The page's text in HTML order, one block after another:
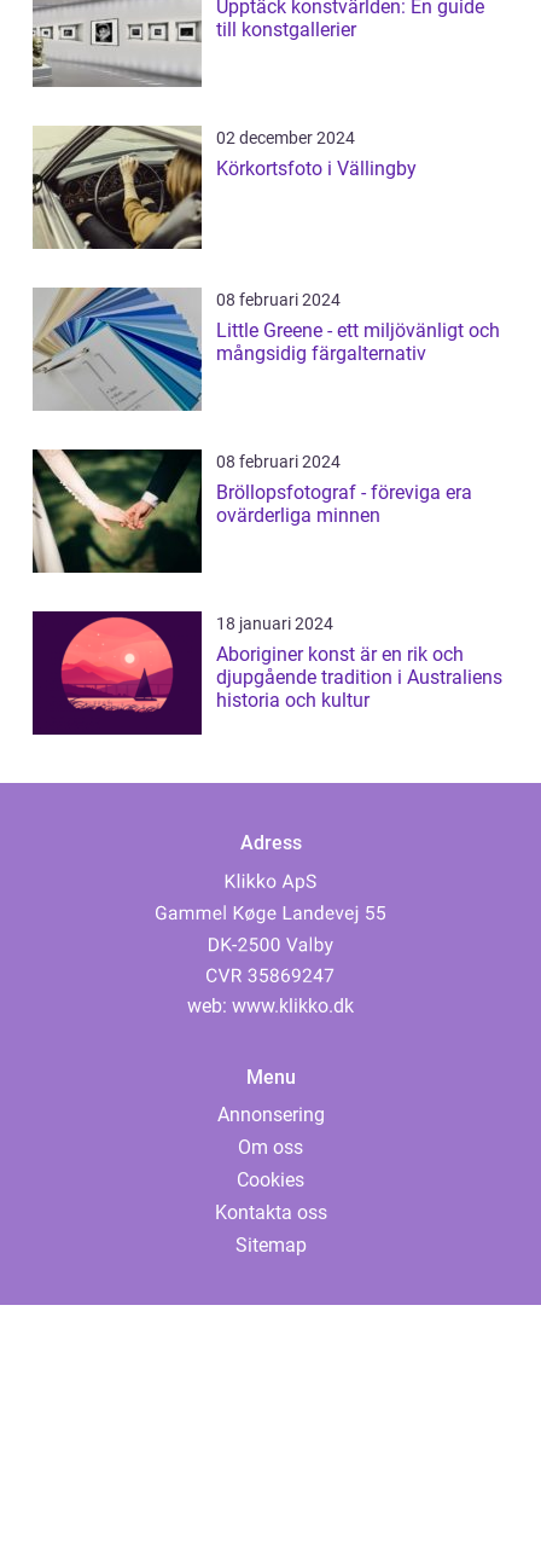
Upptäck konstvärlden: En guide
till konstgallerier
02 december 2024
Körkortsfoto i Vällingby
08 februari 2024
Little Greene - ett miljövänligt och
mångsidig färgalternativ
08 februari 2024
Bröllopsfotograf - föreviga era
ovärderliga minnen
18 januari 2024
Aboriginer konst är en rik och
djupgående tradition i Australiens
historia och kultur
Adress
web: www.klikko.dk
Menu
Annonsering
Om oss
Cookies
Kontakta oss
Sitemap